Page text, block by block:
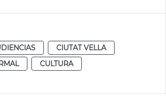
CIUTAT VELLA
CULTURA